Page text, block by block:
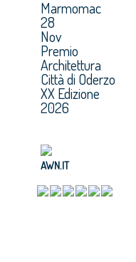
Marmomac
28
Nov
Premio
Architettura
Città di Oderzo
XX Edizione
2026
AWN.IT